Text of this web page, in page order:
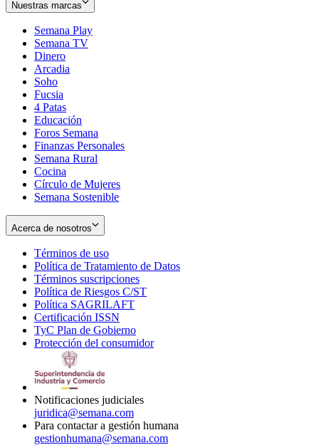
Nuestras marcas
Semana Play
Semana TV
Dinero
Arcadia
Soho
in
new
window
Fucsia
in
new
window
4 Patas
Educación
Foros Semana
Finanzas Personales
Semana Rural
Cocina
Círculo de Mujeres
Semana Sostenible
Acerca de nosotros
Términos de uso
in
new
window
Política de Tratamiento de Datos
Términos suscripciones
in
Política de Riesgos C/ST
Política SAGRILAFT
new
window
Certificación ISSN
in
new
TyC Plan de Gobierno
in
Protección del consumidorOpens
Notificaciones judiciales
juridica@semana.com
Para contactar a gestión humana
gestionhumana@semana.com